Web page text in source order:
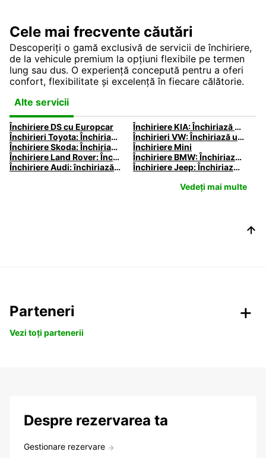
Cele mai frecvente căutări
Descoperiți o gamă exclusivă de servicii de închiriere,
de la vehicule premium la opțiuni flexibile pe termen
lung sau dus. O experiență concepută pentru a oferi
confort, flexibilitate și excelență în fiecare călătorie.
Alte servicii
Închiriere DS cu Europcar
Închiriere KIA: Închiriază Kia cu Europcar
Închirieri Toyota: Închiriază un autoturism Toyota cu Europcar
Închirieri VW: Închiriază un VW cu Europcar
Închiriere Skoda: Închiriază o Skoda cu Europcar
Închiriere Mini
Închiriere Land Rover: Închiriază un Land Rover cu Europcar
Închiriere BMW: Închiriază BMW cu Europcar
Închiriere Audi: închiriază un Audi cu Europcar
Închiriere Jeep: Închiriază un Jeep cu Europcar
Vedeți mai multe
Parteneri
Vezi toți partenerii
Despre rezervarea ta
Gestionare rezervare